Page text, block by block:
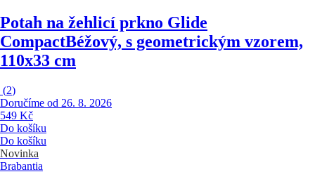
Potah na žehlicí prkno Glide
CompactBéžový, s geometrickým vzorem,
110x33 cm
(2)
Doručíme od 26. 8. 2026
549 Kč
Do košíku
Do košíku
Novinka
Brabantia